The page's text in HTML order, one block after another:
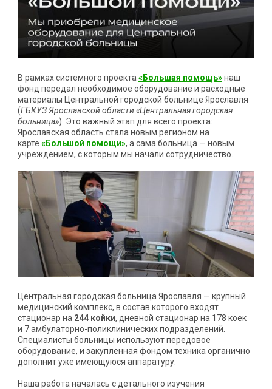
В рамках системного проекта «Большая помощь»наш
фонд передал необходимое оборудование и расходные
материалы Центральной городской больнице Ярославля
(ГБКУЗ Ярославской области «Центральная городская
больница»). Это важный этап для всего проекта:
Ярославская область стала новым регионом на
карте «Большой помощи», а сама больница — новым
учреждением, с которым мы начали сотрудничество.
Центральная городская больница Ярославля — крупный
медицинский комплекс, в состав которого входят
стационар на 244 койки, дневной стационар на 178 коек
и 7 амбулаторно-поликлинических подразделений.
Специалисты больницы используют передовое
оборудование, и закупленная фондом техника органично
дополнит уже имеющуюся аппаратуру.
Наша работа началась с детального изучения